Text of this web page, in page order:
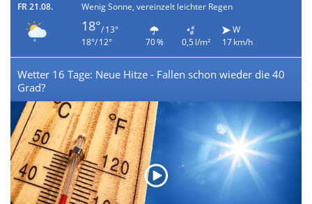
FR 21.08. Wenig Sonne, vereinzelt leichter Regen
18°/ 13°
18°/ 12°
70 % 0,5 l/m²
W
17 km/h
Wetter 16 Tage: Neue Hitze - Fallen schon wieder die 40
Grad?